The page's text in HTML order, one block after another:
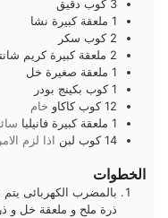
3 كوب دقيق
1 ملعقة كبيرة نشا
2 كوب سكر
2 ملعقة كبيرة كريم
1 ملعقة صغيرة خل
1 كوب بكينج بودر
12 كوب كاكاو خام
1 ملعقة كبيرة فانيليا
14 كوب لبن اذا لزم الامر
الخطوات
بالمضرب الكهربائى
ذرة ملح و ملعقة خل و